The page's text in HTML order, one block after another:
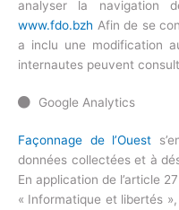
analyser la navigation
www.fdo.bzh Afin de se
a inclu une modification
internautes peuvent
Google Analytics
Façonnage de l’Ouest
données collectées et à
En application de l’article
« Informatique et libertés »,